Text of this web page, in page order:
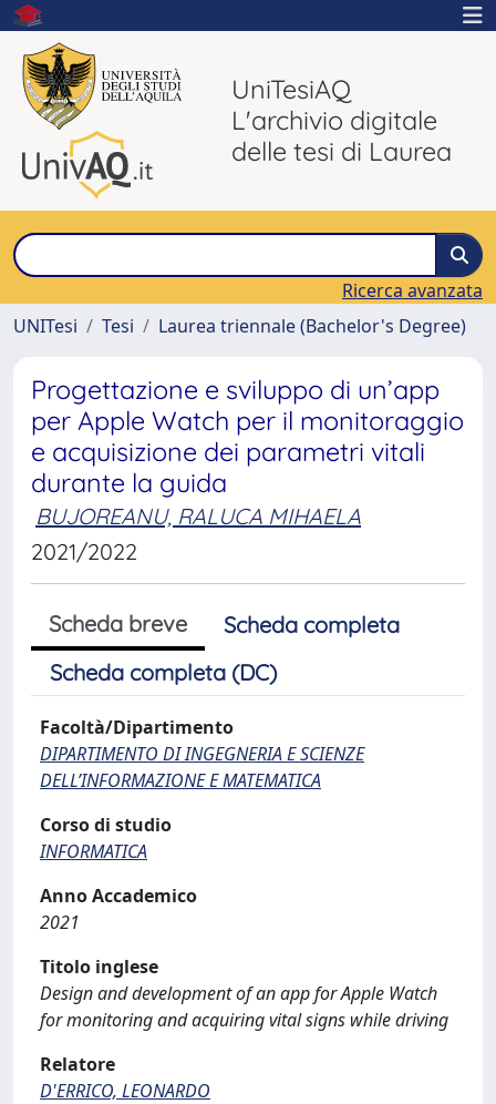
UniTesiAQ
L'archivio digitale
delle tesi di Laurea
Ricerca avanzata
UNITesi
Tesi Laurea triennale (Bachelor's Degree)
Progettazione e sviluppo di un’app
per Apple Watch per il monitoraggio
e acquisizione dei parametri vitali
durante la guida
BUJOREANU, RALUCA MIHAELA
2021/2022
Scheda breve
Scheda completa
Scheda completa (DC)
Facoltà/Dipartimento
DIPARTIMENTO DI INGEGNERIA E SCIENZE
DELL’INFORMAZIONE E MATEMATICA
Corso di studio
INFORMATICA
Anno Accademico
2021
Titolo inglese
Design and development of an app for Apple Watch
for monitoring and acquiring vital signs while driving
Relatore
D'ERRICO, LEONARDO